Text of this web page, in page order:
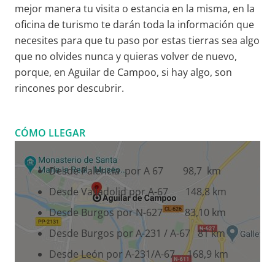
mejor manera tu visita o estancia en la misma, en la
oficina de turismo te darán toda la información que
necesites para que tu paso por estas tierras sea algo
que no olvides nunca y quieras volver de nuevo,
porque, en Aguilar de Campoo, si hay algo, son
rincones por descubrir.
CÓMO LLEGAR
Desde Palencia por A 67 98,7 km
Desde Valladolid por A-67 148,8 km
Desde Burgos por N-627 83,10 km
Desde Burgos por A-231 / A-67 81 km
Desde León por A-231/A-67 168,9 km